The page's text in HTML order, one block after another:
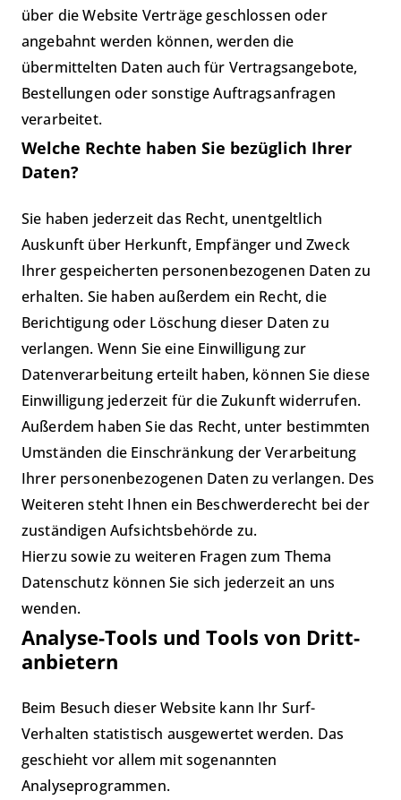
über die Website Verträge geschlossen oder
angebahnt werden können, werden die
übermittelten Daten auch für Vertragsangebote,
Bestellungen oder sonstige Auftragsanfragen
verarbeitet.
Welche Rechte haben Sie bezüglich Ihrer
Daten?
Sie haben jederzeit das Recht, unentgeltlich
Auskunft über Herkunft, Empfänger und Zweck
Ihrer gespeicherten personenbezogenen Daten zu
erhalten. Sie haben außerdem ein Recht, die
Berichtigung oder Löschung dieser Daten zu
verlangen. Wenn Sie eine Einwilligung zur
Datenverarbeitung erteilt haben, können Sie diese
Einwilligung jederzeit für die Zukunft widerrufen.
Außerdem haben Sie das Recht, unter bestimmten
Umständen die Einschränkung der Verarbeitung
Ihrer personenbezogenen Daten zu verlangen. Des
Weiteren steht Ihnen ein Beschwerderecht bei der
zuständigen Aufsichtsbehörde zu.
Hierzu sowie zu weiteren Fragen zum Thema
Datenschutz können Sie sich jederzeit an uns
wenden.
Analyse-Tools und Tools von Dritt­
anbietern
Beim Besuch dieser Website kann Ihr Surf-
Verhalten statistisch ausgewertet werden. Das
geschieht vor allem mit sogenannten
Analyseprogrammen.